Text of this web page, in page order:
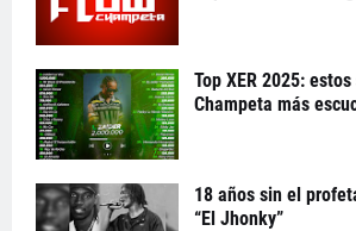
Top XER 2025:
Champeta más
18 años sin el
“El Jhonky”